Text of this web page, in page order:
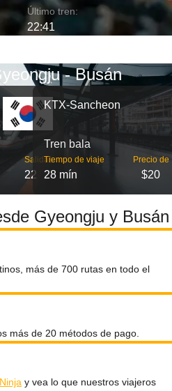
Último tren:
22:41
- Busán
Salidas
22
KTX-Sancheon
Tren bala
Tiempo de viaje
28 mín
Precio de
$20
Gyeongju y Busán
más de 700 rutas en todo el
más de 20 métodos de pago.
y vea lo que nuestros viajeros